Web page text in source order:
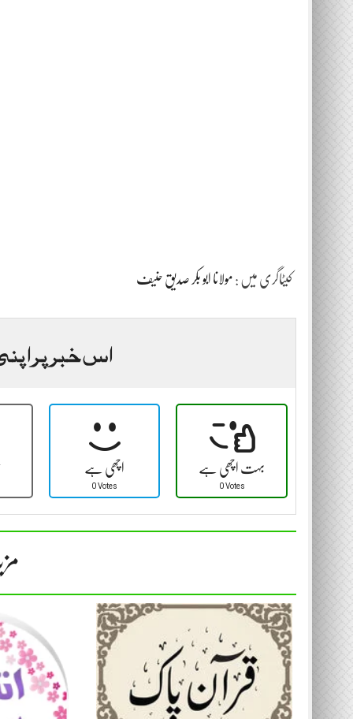
کیٹاگری میں : مولانا ابو بکر صدیق حنیف
اس خبر پر
اچھی ہے
0 Votes
بہت اچھی ہے
0 Votes